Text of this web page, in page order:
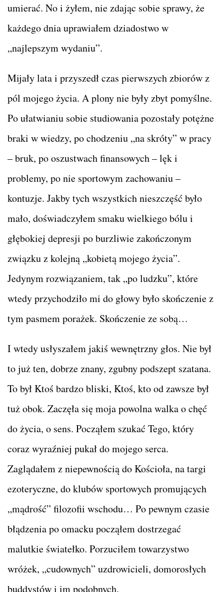
umierać. No i żyłem, nie zdając sobie sprawy, że
każdego dnia uprawiałem dziadostwo w
„najlepszym wydaniu”.
Mijały lata i przyszedł czas pierwszych zbiorów z
pól mojego życia. A plony nie były zbyt pomyślne.
Po ułatwianiu sobie studiowania pozostały potężne
braki w wiedzy, po chodzeniu „na skróty” w pracy
– bruk, po oszustwach finansowych – lęk i
problemy, po nie sportowym zachowaniu –
kontuzje. Jakby tych wszystkich nieszczęść było
mało, doświadczyłem smaku wielkiego bólu i
głębokiej depresji po burzliwie zakończonym
związku z kolejną „kobietą mojego życia”.
Jedynym rozwiązaniem, tak „po ludzku”, które
wtedy przychodziło mi do głowy było skończenie z
tym pasmem porażek. Skończenie ze sobą…
I wtedy usłyszałem jakiś wewnętrzny głos. Nie był
to już ten, dobrze znany, zgubny podszept szatana.
To był Ktoś bardzo bliski, Ktoś, kto od zawsze był
tuż obok. Zaczęła się moja powolna walka o chęć
do życia, o sens. Począłem szukać Tego, który
coraz wyraźniej pukał do mojego serca.
Zaglądałem z niepewnością do Kościoła, na targi
ezoteryczne, do klubów sportowych promujących
„mądrość” filozofii wschodu… Po pewnym czasie
błądzenia po omacku począłem dostrzegać
malutkie światełko. Porzuciłem towarzystwo
wróżek, „cudownych” uzdrowicieli, domorosłych
buddystów i im podobnych.